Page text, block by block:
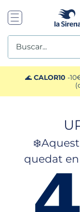
Buscar...
🌊 CALOR10 -
quedat
TOP SEARCHES
1. mariscos
ensaladilla
menus